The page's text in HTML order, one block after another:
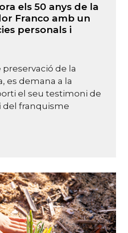
els 50 anys de la
Franco amb un
personals i
de la
es demana a la
el seu testimoni de
del franquisme